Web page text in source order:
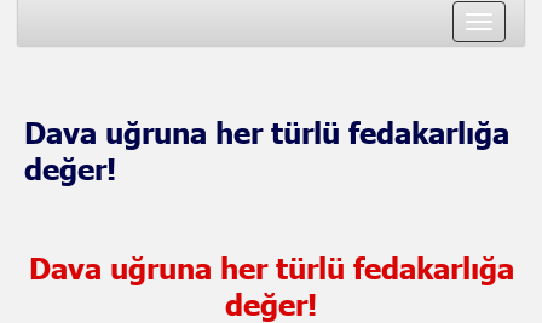
Toggle
Dava uğruna her türlü fedakarlığa
değer!
Dava uğruna her türlü fedakarlığa
değer!